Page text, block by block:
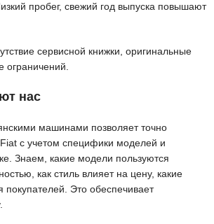
пробег, свежий год выпуска повышают
сервисной книжки, оригинальные
ограничений.
нас
машинами позволяет точно
с учетом специфики моделей и
Знаем, какие модели пользуются
как стиль влияет на цену, какие
Это обеспечивает